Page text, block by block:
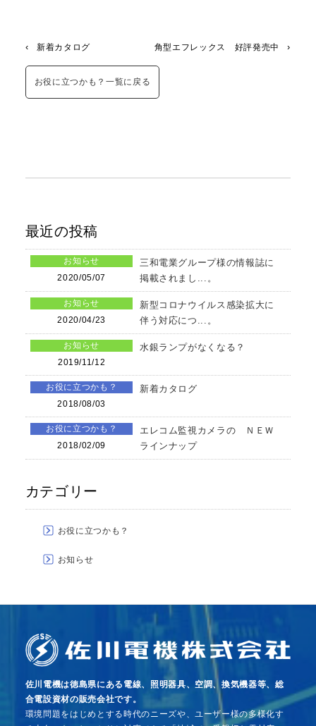
角型エフレックス 好評発売中 ›
‹ 新着カタログ
お役に立つかも？一覧に戻る
最近の投稿
お知らせ
2020/05/07
三和電業グループ様の情報誌に
掲載されまし...。
お知らせ
2020/04/23
新型コロナウイルス感染拡大に
伴う対応につ...。
お知らせ
2019/11/12
水銀ランプがなくなる？
お役に立つかも？
2018/08/03
新着カタログ
お役に立つかも？
2018/02/09
エレコム監視カメラの ＮＥＷ
ラインナップ
カテゴリー
お役に立つかも？
お知らせ
佐川電機は徳島県にある電線、照明器具、空調、換気機器等、総
合電設資材の販売会社です。
環境問題をはじめとする時代のニーズや、ユーザー様の多様化す